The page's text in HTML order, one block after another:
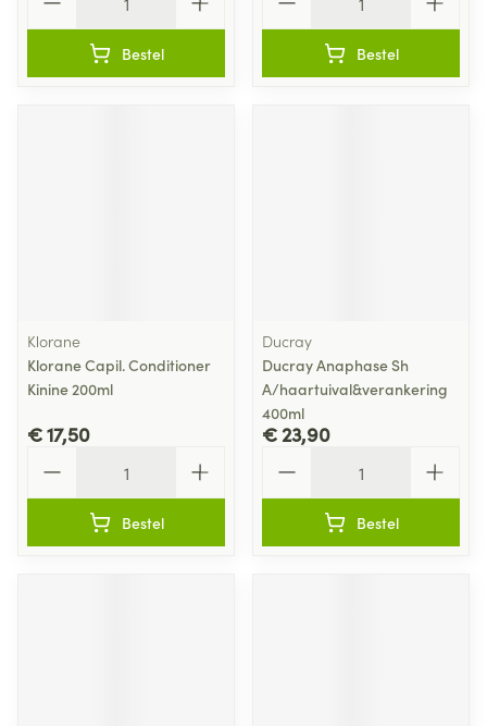
Bestel Bestel
Klorane
Klorane Capil. Conditioner
Kinine 200ml
€ 17,50
Bestel
Ducray
Ducray Anaphase Sh
A/haartuival&verankering
400ml
€ 23,90
Bestel